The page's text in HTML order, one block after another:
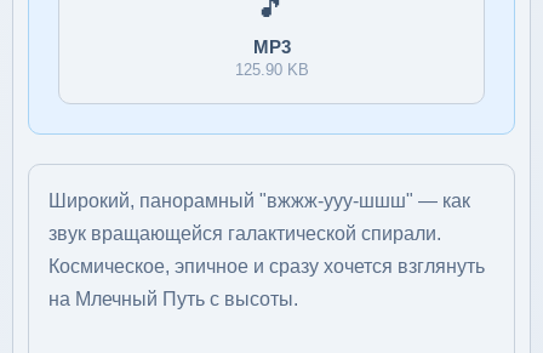
MP3
125.90 KB
Широкий, панорамный "вжжж-ууу-шшш" — как
звук вращающейся галактической спирали.
Космическое, эпичное и сразу хочется взглянуть
на Млечный Путь с высоты.